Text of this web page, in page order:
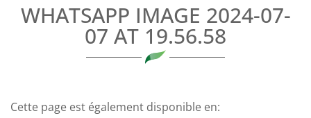
WHATSAPP IMAGE 2024-07-
07 AT 19.56.58
Cette page est également disponible en: